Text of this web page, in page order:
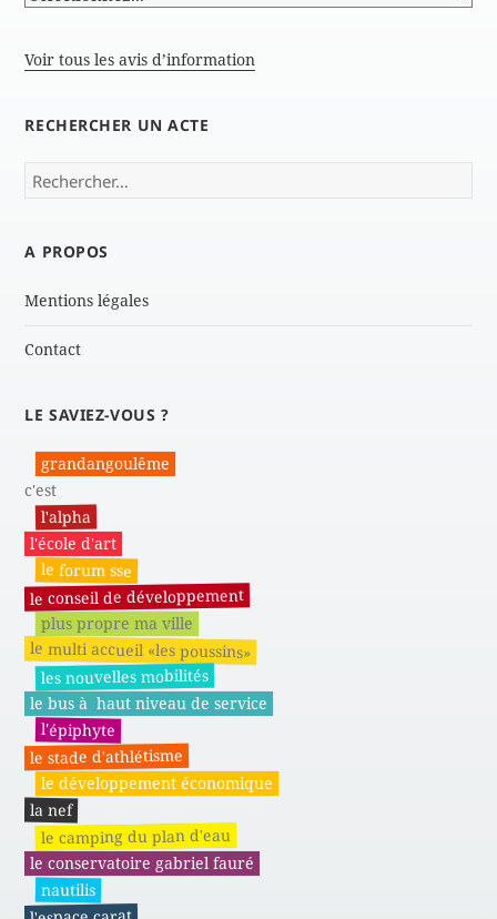
Voir tous les avis d’information
RECHERCHER UN ACTE
Rechercher :
A PROPOS
Mentions légales
Contact
LE SAVIEZ-VOUS ?
grandangoulême
c'est
l'alpha
l'école d'art
le forum sse
le conseil de développement
plus propre ma ville
le multi accueil «les poussins»
les nouvelles mobilités
le bus à haut niveau de service
l'épiphyte
le stade d'athlétisme
le développement économique
la nef
le camping du plan d'eau
le conservatoire gabriel fauré
nautilis